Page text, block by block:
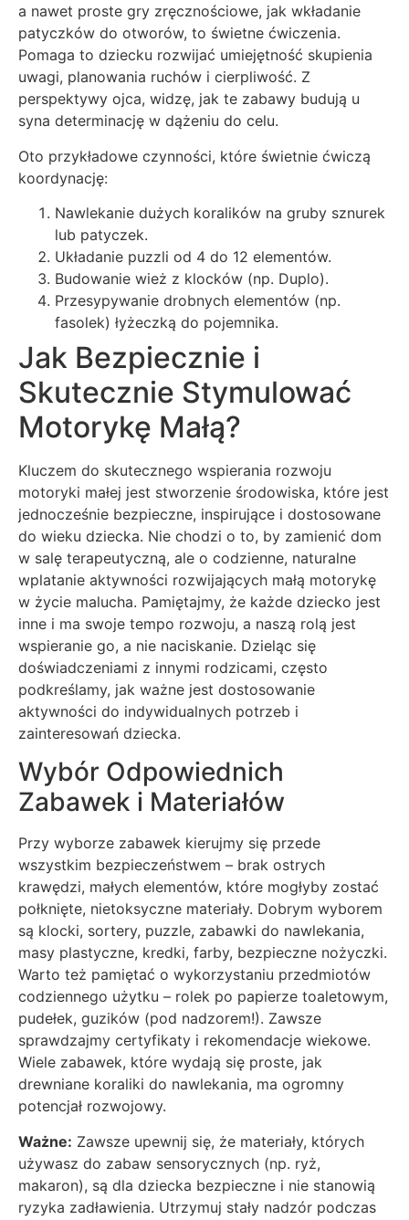
a nawet proste gry zręcznościowe, jak wkładanie
patyczków do otworów, to świetne ćwiczenia.
Pomaga to dziecku rozwijać umiejętność skupienia
uwagi, planowania ruchów i cierpliwość. Z
perspektywy ojca, widzę, jak te zabawy budują u
syna determinację w dążeniu do celu.
Oto przykładowe czynności, które świetnie ćwiczą
koordynację:
Nawlekanie dużych koralików na gruby sznurek
lub patyczek.
Układanie puzzli od 4 do 12 elementów.
Budowanie wież z klocków (np. Duplo).
Przesypywanie drobnych elementów (np.
fasolek) łyżeczką do pojemnika.
Jak Bezpiecznie i
Skutecznie Stymulować
Motorykę Małą?
Kluczem do skutecznego wspierania rozwoju
motoryki małej jest stworzenie środowiska, które jest
jednocześnie bezpieczne, inspirujące i dostosowane
do wieku dziecka. Nie chodzi o to, by zamienić dom
w salę terapeutyczną, ale o codzienne, naturalne
wplatanie aktywności rozwijających małą motorykę
w życie malucha. Pamiętajmy, że każde dziecko jest
inne i ma swoje tempo rozwoju, a naszą rolą jest
wspieranie go, a nie naciskanie. Dzieląc się
doświadczeniami z innymi rodzicami, często
podkreślamy, jak ważne jest dostosowanie
aktywności do indywidualnych potrzeb i
zainteresowań dziecka.
Wybór Odpowiednich
Zabawek i Materiałów
Przy wyborze zabawek kierujmy się przede
wszystkim bezpieczeństwem – brak ostrych
krawędzi, małych elementów, które mogłyby zostać
połknięte, nietoksyczne materiały. Dobrym wyborem
są klocki, sortery, puzzle, zabawki do nawlekania,
masy plastyczne, kredki, farby, bezpieczne nożyczki.
Warto też pamiętać o wykorzystaniu przedmiotów
codziennego użytku – rolek po papierze toaletowym,
pudełek, guzików (pod nadzorem!). Zawsze
sprawdzajmy certyfikaty i rekomendacje wiekowe.
Wiele zabawek, które wydają się proste, jak
drewniane koraliki do nawlekania, ma ogromny
potencjał rozwojowy.
Ważne: Zawsze upewnij się, że materiały, których
używasz do zabaw sensorycznych (np. ryż,
makaron), są dla dziecka bezpieczne i nie stanowią
ryzyka zadławienia. Utrzymuj stały nadzór podczas